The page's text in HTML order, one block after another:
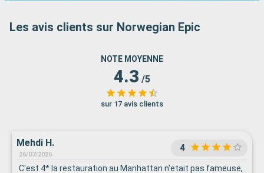
Les avis clients sur Norwegian Epic
NOTE MOYENNE
4.3 /5
sur 17 avis clients
Mehdi H.
26/07/2026
4
C'est 4* la restauration au Manhattan n'etait pas fameuse,